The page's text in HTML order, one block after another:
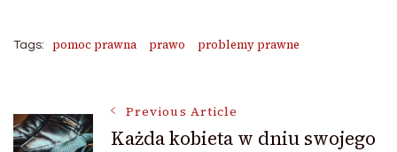
Tags: pomoc prawna prawo problemy prawne
Post
Previous Article
Każda kobieta w dniu swojego